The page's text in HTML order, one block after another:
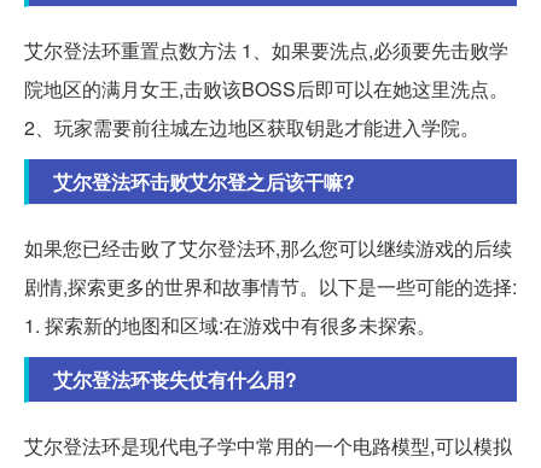
艾尔登法环重置点数方法 1、如果要洗点,必须要先击败学
院地区的满月女王,击败该BOSS后即可以在她这里洗点。
2、玩家需要前往城左边地区获取钥匙才能进入学院。
艾尔登法环击败艾尔登之后该干嘛?
如果您已经击败了艾尔登法环,那么您可以继续游戏的后续
剧情,探索更多的世界和故事情节。以下是一些可能的选择:
1. 探索新的地图和区域:在游戏中有很多未探索。
艾尔登法环丧失仗有什么用?
艾尔登法环是现代电子学中常用的一个电路模型,可以模拟